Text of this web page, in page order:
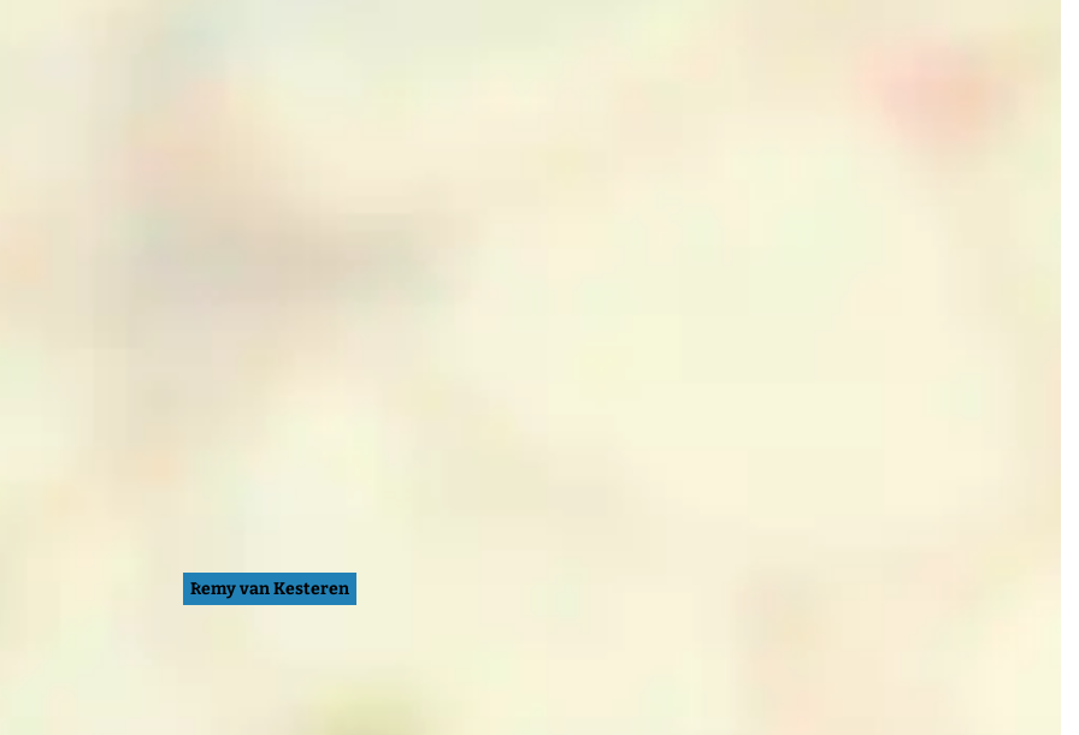
Remy van Kesteren